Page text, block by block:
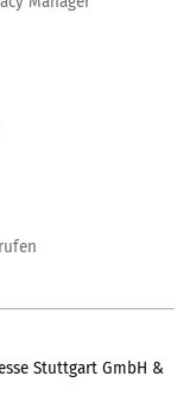
Stuttgart GmbH &